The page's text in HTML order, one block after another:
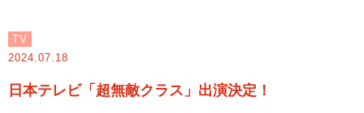
TV
2024.07.18
日本テレビ「超無敵クラス」出演決定！